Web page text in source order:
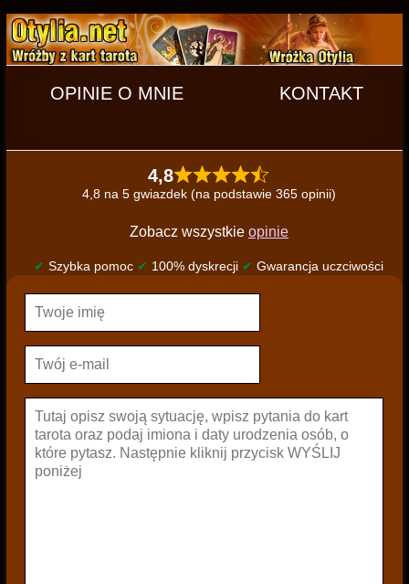
OPINIE O MNIE KONTAKT
4,8
4,8 na 5 gwiazdek (na podstawie 365 opinii)
Zobacz wszystkie opinie
✔ Szybka pomoc ✔ 100% dyskrecji ✔ Gwarancja uczciwości